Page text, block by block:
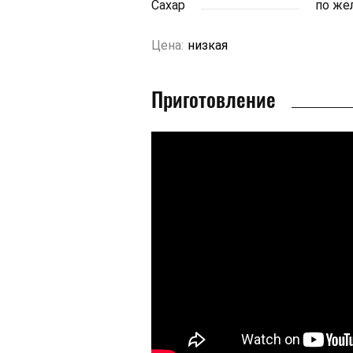
Сахар
по
Цена: низкая
Приготовление